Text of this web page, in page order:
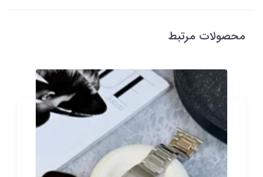
محصولات مرتبط